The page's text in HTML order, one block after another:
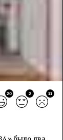
20 2 11